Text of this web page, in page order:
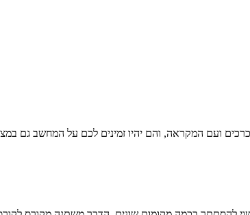
ועם המקראה, והם יהיו זמינים לכם על המחשב גם